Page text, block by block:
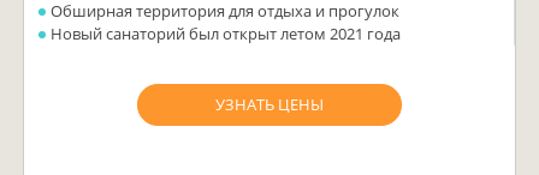
Обширная территория для отдыха и прогулок
Новый санаторий был открыт летом 2021 года
УЗНАТЬ ЦЕНЫ